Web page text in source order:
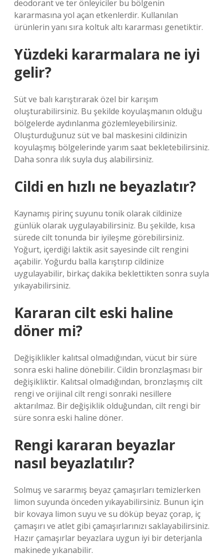
deodorant ve ter önleyiciler bu bölgenin
kararmasına yol açan etkenlerdir. Kullanılan
ürünlerin yanı sıra koltuk altı kararması genetiktir.
Yüzdeki kararmalara ne iyi
gelir?
Süt ve balı karıştırarak özel bir karışım
oluşturabilirsiniz. Bu şekilde koyulaşmanın olduğu
bölgelerde aydınlanma gözlemleyebilirsiniz.
Oluşturduğunuz süt ve bal maskesini cildinizin
koyulaşmış bölgelerinde yarım saat bekletebilirsiniz.
Daha sonra ılık suyla duş alabilirsiniz.
Cildi en hızlı ne beyazlatır?
Kaynamış pirinç suyunu tonik olarak cildinize
günlük olarak uygulayabilirsiniz. Bu şekilde, kısa
sürede cilt tonunda bir iyileşme görebilirsiniz.
Yoğurt, içerdiği laktik asit sayesinde cilt rengini
açabilir. Yoğurdu balla karıştırıp cildinize
uygulayabilir, birkaç dakika beklettikten sonra suyla
yıkayabilirsiniz.
Kararan cilt eski haline
döner mi?
Değişiklikler kalıtsal olmadığından, vücut bir süre
sonra eski haline dönebilir. Cildin bronzlaşması bir
değişikliktir. Kalıtsal olmadığından, bronzlaşmış cilt
rengi ve orijinal cilt rengi sonraki nesillere
aktarılmaz. Bir değişiklik olduğundan, cilt rengi bir
süre sonra eski haline döner.
Rengi kararan beyazlar
nasıl beyazlatılır?
Solmuş ve sararmış beyaz çamaşırları temizlerken
limon suyunda önceden yıkayabilirsiniz. Bunun için
bir kovaya limon suyu ve su döküp beyaz çorap, iç
çamaşırı ve atlet gibi çamaşırlarınızı saklayabilirsiniz.
Hazır çamaşırlar beyazlara uygun iyi bir deterjanla
makinede yıkanabilir.